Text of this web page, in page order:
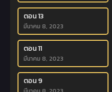
ตอน 13
มีนาคม 8, 2023
ตอน 11
มีนาคม 8, 2023
ตอน 9